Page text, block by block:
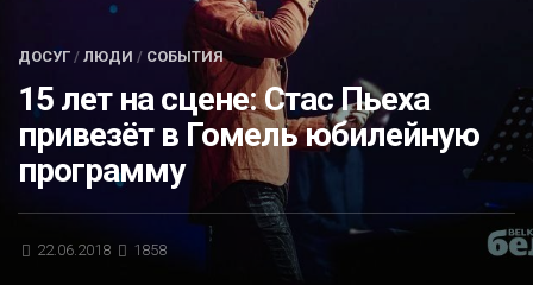
АФИША
ДОСУГ / ЛЮДИ / СОБЫТИЯ
15 лет на сцене: Стас Пьеха
привезёт в Гомель юбилейную
программу
22.06.2018 1858